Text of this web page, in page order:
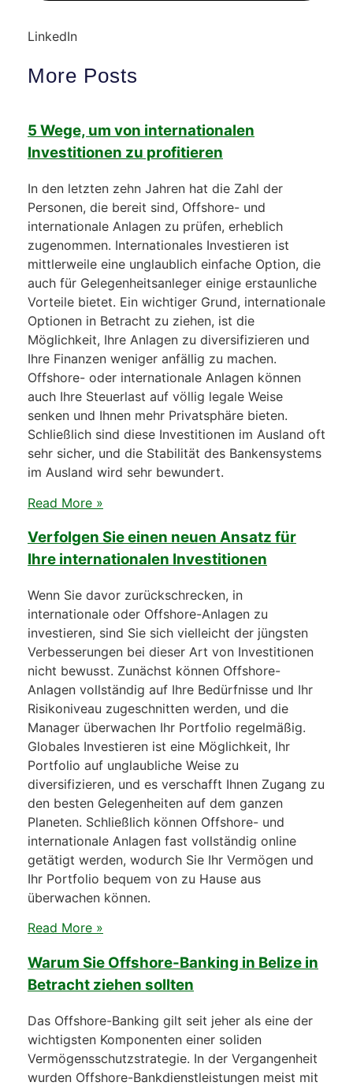
LinkedIn
More Posts
5 Wege, um von internationalen
Investitionen zu profitieren
In den letzten zehn Jahren hat die Zahl der
Personen, die bereit sind, Offshore- und
internationale Anlagen zu prüfen, erheblich
zugenommen. Internationales Investieren ist
mittlerweile eine unglaublich einfache Option, die
auch für Gelegenheitsanleger einige erstaunliche
Vorteile bietet. Ein wichtiger Grund, internationale
Optionen in Betracht zu ziehen, ist die
Möglichkeit, Ihre Anlagen zu diversifizieren und
Ihre Finanzen weniger anfällig zu machen.
Offshore- oder internationale Anlagen können
auch Ihre Steuerlast auf völlig legale Weise
senken und Ihnen mehr Privatsphäre bieten.
Schließlich sind diese Investitionen im Ausland oft
sehr sicher, und die Stabilität des Bankensystems
im Ausland wird sehr bewundert.
Read More »
Verfolgen Sie einen neuen Ansatz für
Ihre internationalen Investitionen
Wenn Sie davor zurückschrecken, in
internationale oder Offshore-Anlagen zu
investieren, sind Sie sich vielleicht der jüngsten
Verbesserungen bei dieser Art von Investitionen
nicht bewusst. Zunächst können Offshore-
Anlagen vollständig auf Ihre Bedürfnisse und Ihr
Risikoniveau zugeschnitten werden, und die
Manager überwachen Ihr Portfolio regelmäßig.
Globales Investieren ist eine Möglichkeit, Ihr
Portfolio auf unglaubliche Weise zu
diversifizieren, und es verschafft Ihnen Zugang zu
den besten Gelegenheiten auf dem ganzen
Planeten. Schließlich können Offshore- und
internationale Anlagen fast vollständig online
getätigt werden, wodurch Sie Ihr Vermögen und
Ihr Portfolio bequem von zu Hause aus
überwachen können.
Read More »
Warum Sie Offshore-Banking in Belize in
Betracht ziehen sollten
Das Offshore-Banking gilt seit jeher als eine der
wichtigsten Komponenten einer soliden
Vermögensschutzstrategie. In der Vergangenheit
wurden Offshore-Bankdienstleistungen meist mit